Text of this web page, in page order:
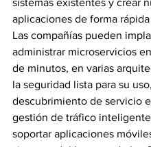
sistemas existentes y crear
aplicaciones de forma
Las compañías pueden
administrar microservicios
de minutos, en varias
la seguridad lista para su uso,
descubrimiento de servicio
gestión de tráfico
soportar aplicaciones